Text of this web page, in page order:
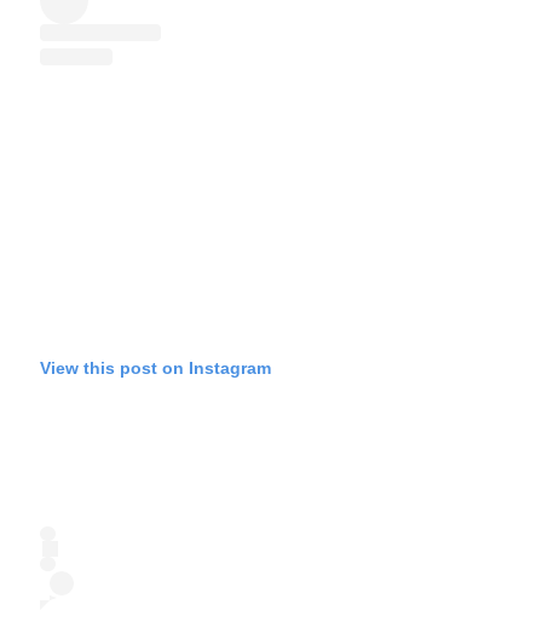
View this post on Instagram